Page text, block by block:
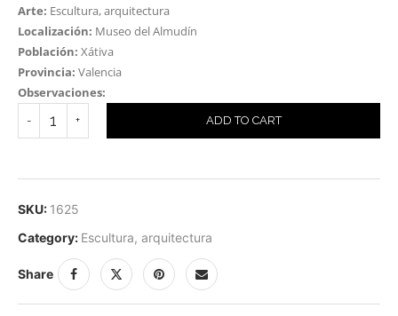
Arte: Escultura, arquitectura
Localización: Museo del Almudín
Población: Xátiva
Provincia: Valencia
Observaciones:
ADD TO CART
SKU: 1625
Category: Escultura, arquitectura
Share